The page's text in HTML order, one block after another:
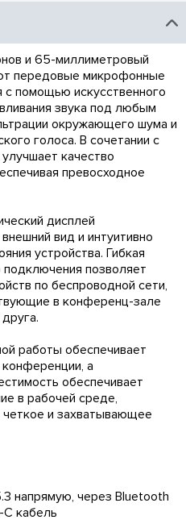
и 65-миллиметровый
передовые микрофонные
с помощью искусственного
звука под любым
окружающего шума и
голоса. В сочетании с
качество
превосходное
дисплей
вид и интуитивно
устройства. Гибкая
позволяет
по беспроводной сети,
в конференц-зале
работы обеспечивает
а
обеспечивает
в рабочей среде,
четкое и захватывающее
напрямую, через Bluetooth
C кабель